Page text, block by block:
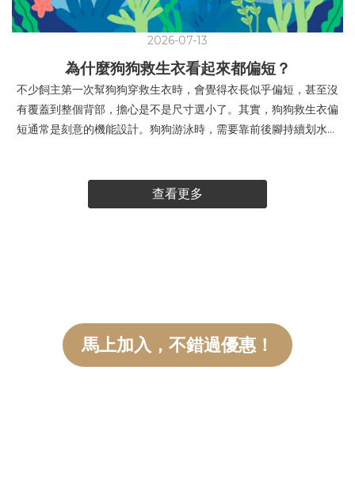
2026-07-13
為什麼狗狗救生衣看起來都偏短？
不少飼主第一次幫狗狗穿救生衣時，會覺得衣長似乎偏短，甚至沒
有覆蓋到整個背部，擔心是不是尺寸選小了。其實，狗狗救生衣偏
短通常是刻意的機能設計。狗狗游泳時，需要靠前後腳持續划水，
可能將救生衣往前推，造成頸部卡卡。狗狗救生衣的浮力通常集中
在胸腹周圍，部分款式也會加強頸部或下巴的支撐，幫助狗狗維持
肢活動，通常不代表尺寸太小。救生衣的重點不在於包得越多，而
是在需要的位置提供足夠浮力，同時保留狗狗自然活動的空間。 提
醒：救生衣屬於水上浮力輔助用品，無法完全取代飼主看顧。狗狗
查看更多
馬上加入，不錯過優惠！